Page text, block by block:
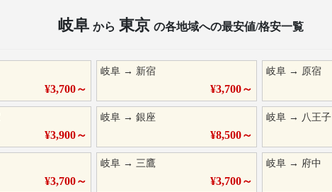
岐阜 から 東京 の各地域への最安値/格安一覧
¥3,700～
岐阜 → 新宿
¥3,700～
岐阜 → 原宿
¥3,900～
岐阜 →銀座
¥8,500～
岐阜 → 八王子
¥3,700～
岐阜 →三鷹
¥3,700～
岐阜 → 府中